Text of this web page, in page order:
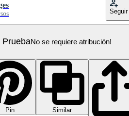
Seguir
PruebaNo se requiere atribución!
Pin
Similar